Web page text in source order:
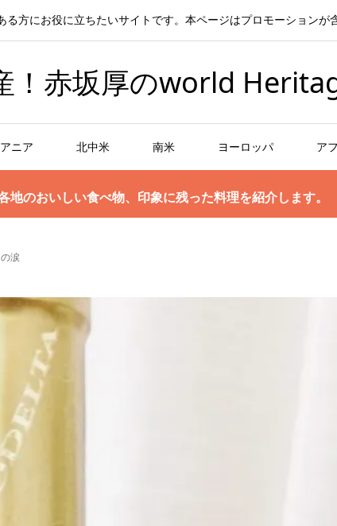
方にお役に立ちたいサイトです。本ページはプロモーションが
！赤坂厚のworld
ニア 北中米 南米 ヨーロッパ ア
地のおいしい食べ物、印象に残った料理を紹介します。
涙